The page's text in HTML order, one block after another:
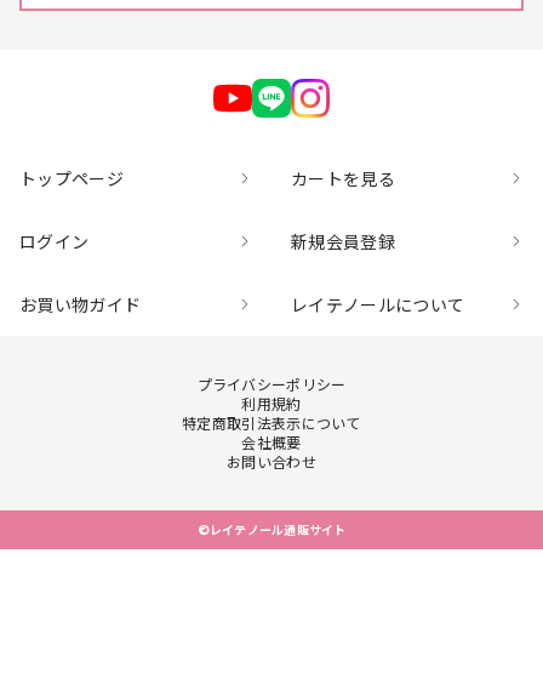
トップページ カートを見る
ログイン 新規会員登録
お買い物ガイド レイテノールについて
プライバシーポリシー
利用規約
特定商取引法表示について
会社概要
お問い合わせ
©レイテノール通販サイト